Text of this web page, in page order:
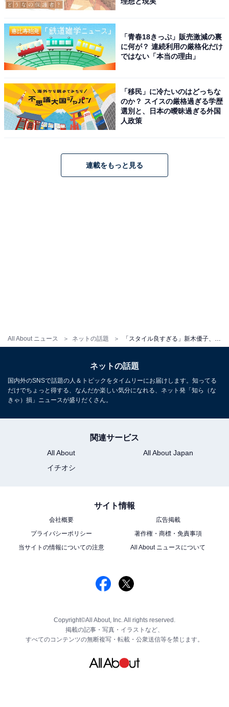
All About ニュース ネットの話題
「青春18きっぷ」販売激減の裏
に何が？ 連続利用の厳格化だけ
ではない「本当の理由」
「移民」に冷たいのはどっちな
のか？ スイスの厳格過ぎる学歴
選別と、日本の曖昧過ぎる外国
人政策
連載をもっと見る
ネットの話題
国内外のSNSで話題の人＆トピックをタイムリーにお届けします。知ってる
だけでちょっと得する、なんだか楽しい気分になれる、ネット発「知ら（な
きゃ）損」ニュースが盛りだくさん。
関連サービス
All About
All About Japan
イチオシ
サイト情報
会社概要
広告掲載
プライバシーポリシー
著作権・商標・免責事項
当サイトの情報についての注意
All About ニュースについて
Copyright©All About, Inc. All rights reserved.
掲載の記事・写真・イラストなど、
すべてのコンテンツの無断複写・転載・公衆送信等を禁じます。